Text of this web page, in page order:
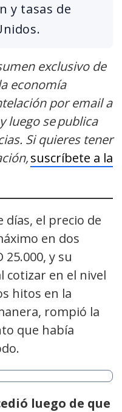
y tasas de
exclusivo de
economía
por email a
luego se publica
Si quieres tener
suscríbete a la
el precio de
en dos
25.000, y su
cotizar en el nivel
hitos en la
rompió la
que había
luego de que